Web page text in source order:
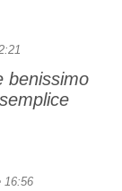
benissimo
16:56